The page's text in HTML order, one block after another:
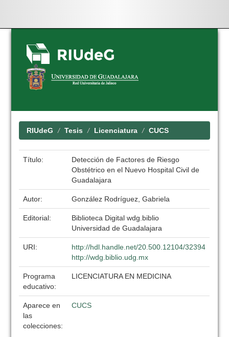
Skip
navigation
RIUdeG Tesis Licenciatura CUCS
Título:
Detección de Factores de Riesgo
Obstétrico en el Nuevo Hospital Civil de
Guadalajara
Autor: González Rodríguez, Gabriela
Editorial:
Biblioteca Digital wdg.biblio
Universidad de Guadalajara
URI:
http://hdl.handle.net/20.500.12104/32394
http://wdg.biblio.udg.mx
Programa
educativo:
LICENCIATURA EN MEDICINA
Aparece en
las
colecciones:
CUCS